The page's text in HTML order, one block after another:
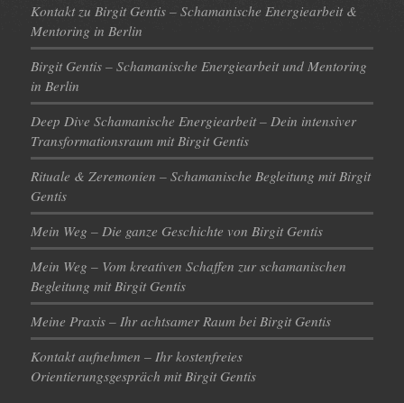
Kontakt zu Birgit Gentis – Schamanische Energiearbeit &
Mentoring in Berlin
Birgit Gentis – Schamanische Energiearbeit und Mentoring
in Berlin
Deep Dive Schamanische Energiearbeit – Dein intensiver
Transformationsraum mit Birgit Gentis
Rituale & Zeremonien – Schamanische Begleitung mit Birgit
Gentis
Mein Weg – Die ganze Geschichte von Birgit Gentis
Mein Weg – Vom kreativen Schaffen zur schamanischen
Begleitung mit Birgit Gentis
Meine Praxis – Ihr achtsamer Raum bei Birgit Gentis
Kontakt aufnehmen – Ihr kostenfreies
Orientierungsgespräch mit Birgit Gentis